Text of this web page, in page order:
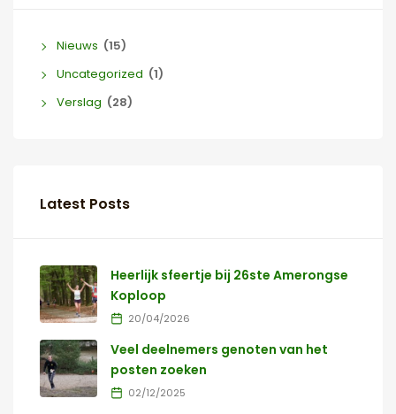
Nieuws (15)
Uncategorized (1)
Verslag (28)
Latest Posts
Heerlijk sfeertje bij 26ste Amerongse
Koploop
20/04/2026
Veel deelnemers genoten van het
posten zoeken
02/12/2025